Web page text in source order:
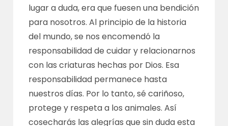
lugar a duda, era que fuesen una bendición
para nosotros. Al principio de la historia
del mundo, se nos encomendó la
responsabilidad de cuidar y relacionarnos
con las criaturas hechas por Dios. Esa
responsabilidad permanece hasta
nuestros días. Por lo tanto, sé cariñoso,
protege y respeta a los animales. Así
cosecharás las alegrías que sin duda esta